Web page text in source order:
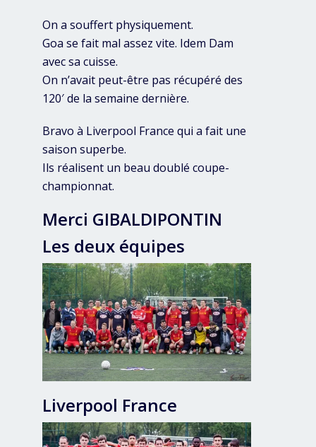
On a souffert physiquement.
Goa se fait mal assez vite. Idem Dam
avec sa cuisse.
On n’avait peut-être pas récupéré des
120′ de la semaine dernière.
Bravo à Liverpool France qui a fait une
saison superbe.
Ils réalisent un beau doublé coupe-
championnat.
Merci GIBALDIPONTIN
Les deux équipes
Liverpool France